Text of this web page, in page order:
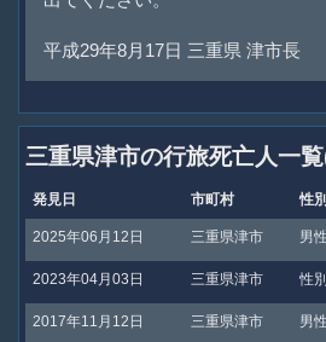
平成29年8月17日 三重県 津市長
三重県津市の行旅死亡人一
発見日 市町村 性別
2025年06月12日 三重県津市 男性
2023年04月03日 三重県津市 性
2017年11月12日 三重県津市 男性